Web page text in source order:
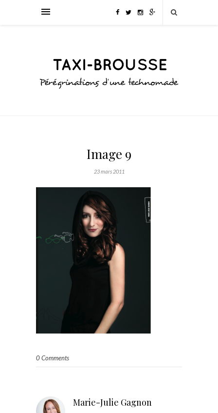
Image 9
23 mars 2011
0 Comments
Marie-Julie Gagnon